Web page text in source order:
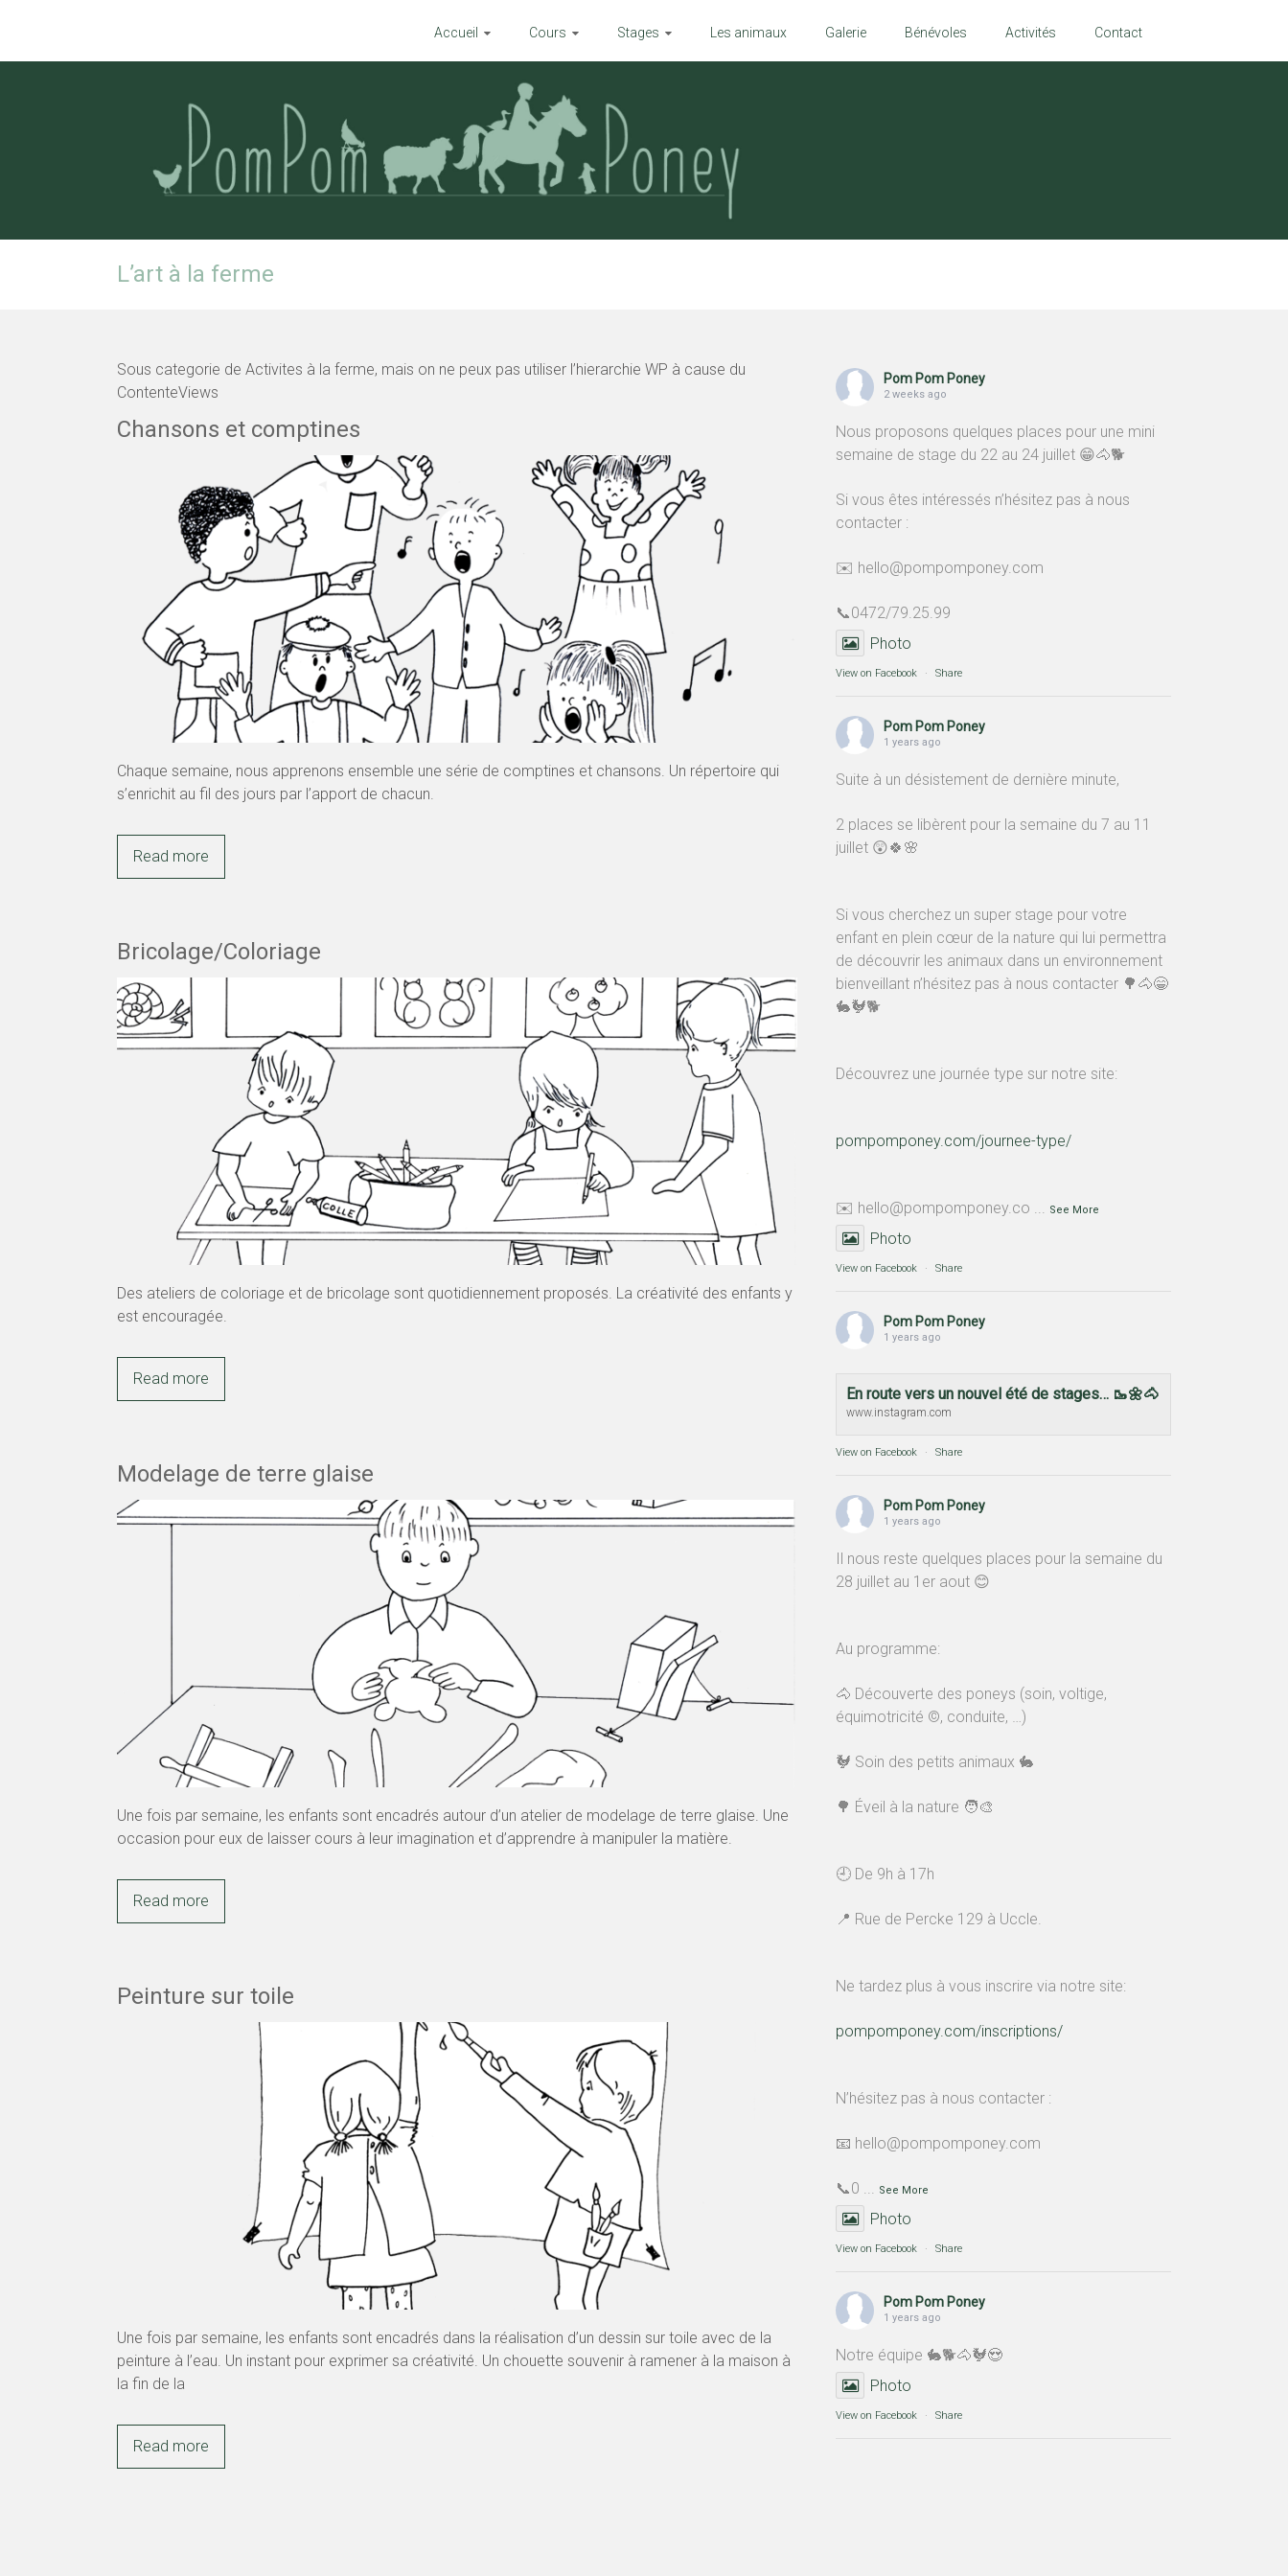
Accueil Cours Stages Les animaux Galerie Bénévoles Activités Contact
L’art à la ferme
Sous categorie de Activites à la ferme, mais on ne peux pas utiliser l’hierarchie WP à cause du
ContenteViews
Chansons et comptines
Chaque semaine, nous apprenons ensemble une série de comptines et chansons. Un répertoire qui
s’enrichit au fil des jours par l’apport de chacun.
Read more
Bricolage/Coloriage
Des ateliers de coloriage et de bricolage sont quotidiennement proposés. La créativité des enfants y
est encouragée.
Read more
Modelage de terre glaise
Une fois par semaine, les enfants sont encadrés autour d’un atelier de modelage de terre glaise. Une
occasion pour eux de laisser cours à leur imagination et d’apprendre à manipuler la matière.
Read more
Peinture sur toile
Une fois par semaine, les enfants sont encadrés dans la réalisation d’un dessin sur toile avec de la
peinture à l’eau. Un instant pour exprimer sa créativité. Un chouette souvenir à ramener à la maison à
la fin de la
Read more
Pom Pom Poney
2 weeks ago
Nous proposons quelques places pour une mini
semaine de stage du 22 au 24 juillet 😁🐴🐕
Si vous êtes intéressés n’hésitez pas à nous
contacter :
✉️ hello@pompomponey.com
📞0472/79.25.99
Photo
View on Facebook · Share
Pom Pom Poney
1 years ago
Suite à un désistement de dernière minute,
2 places se libèrent pour la semaine du 7 au 11
juillet 😲🍀🌸
Si vous cherchez un super stage pour votre
enfant en plein cœur de la nature qui lui permettra
de découvrir les animaux dans un environnement
bienveillant n’hésitez pas à nous contacter 🌳🐴😁
🐇🐓🐕
Découvrez une journée type sur notre site:
pompomponey.com/journee-type/
✉️ hello@pompomponey.co ... See More
Photo
View on Facebook · Share
Pom Pom Poney
1 years ago
En route vers un nouvel été de stages… 🥾🌼🐴
www.instagram.com
View on Facebook · Share
Pom Pom Poney
1 years ago
Il nous reste quelques places pour la semaine du
28 juillet au 1er aout 😊
Au programme:
🐴 Découverte des poneys (soin, voltige,
équimotricité ©, conduite, …)
🐓 Soin des petits animaux 🐇
🌳 Éveil à la nature 🧑‍🎨
🕘 De 9h à 17h
📍 Rue de Percke 129 à Uccle.
Ne tardez plus à vous inscrire via notre site:
pompomponey.com/inscriptions/
N’hésitez pas à nous contacter :
📧 hello@pompomponey.com
📞0 ... See More
Photo
View on Facebook · Share
Pom Pom Poney
1 years ago
Notre équipe 🐇🐕🐴🐓😍
Photo
View on Facebook · Share